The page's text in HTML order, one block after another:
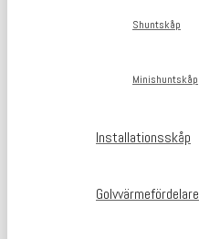
Shuntskåp
Minishuntskåp
Installationsskåp
Golvvärmefördelare